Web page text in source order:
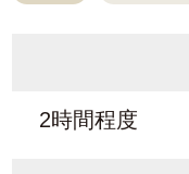
2時間程度